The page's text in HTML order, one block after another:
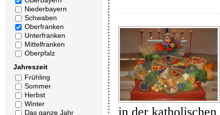
Niederbayern
Schwaben
Oberfranken
Unterfranken
Mittelfranken
Oberpfalz
Jahreszeit
Frühling
Sommer
Herbst
Winter
Das ganze Jahr
in der